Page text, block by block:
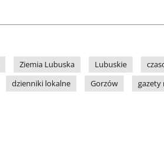
Ziemia Lubuska Lubuskie
dzienniki lokalne Gorzów gazety